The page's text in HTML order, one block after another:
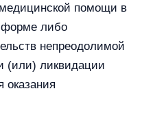
помощи в
форме либо
непреодолимой
(или) ликвидации
оказания